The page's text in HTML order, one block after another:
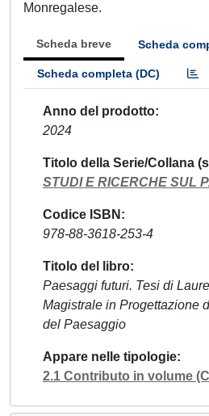
Monregalese.
Scheda breve Scheda
Scheda completa (DC)
Anno del prodotto
2024
Titolo della Serie/Collana
STUDI E RICERCHE SUL
Codice ISBN
978-88-3618-253-4
Titolo del libro
Paesaggi futuri. Tesi di
Magistrale in Progettazione
del Paesaggio
Appare nelle tipologie
2.1 Contributo in volume